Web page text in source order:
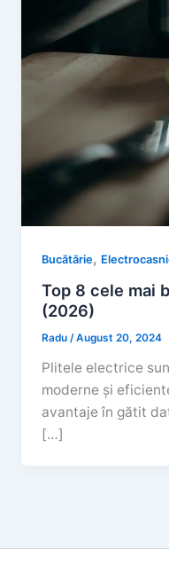
Bucătărie,
Top 8 cele mai
(2026)
Radu/August 20, 2024
Plitele electrice
moderne și
avantaje în gătit
[…]